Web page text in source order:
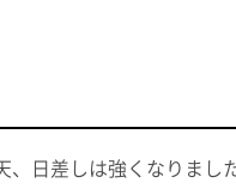
日差しは強くなりまし